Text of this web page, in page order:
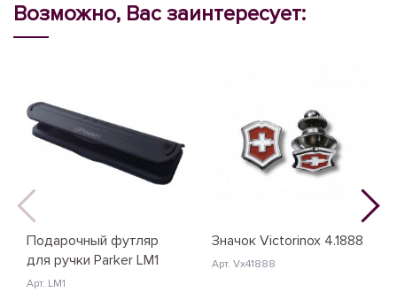
Возможно, Вас заинтересует:
Подарочный футляр
для ручки Parker LM1
Арт. LM1
Значок Victorinox 4.1888
Арт. Vx41888